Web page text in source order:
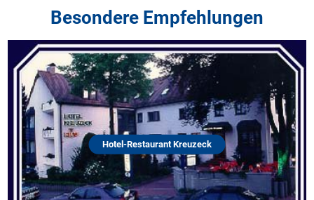
Besondere Empfehlungen
Hotel-Restaurant Kreuzeck